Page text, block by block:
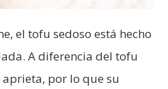
el tofu sedoso está hecho
A diferencia del tofu
por lo que su